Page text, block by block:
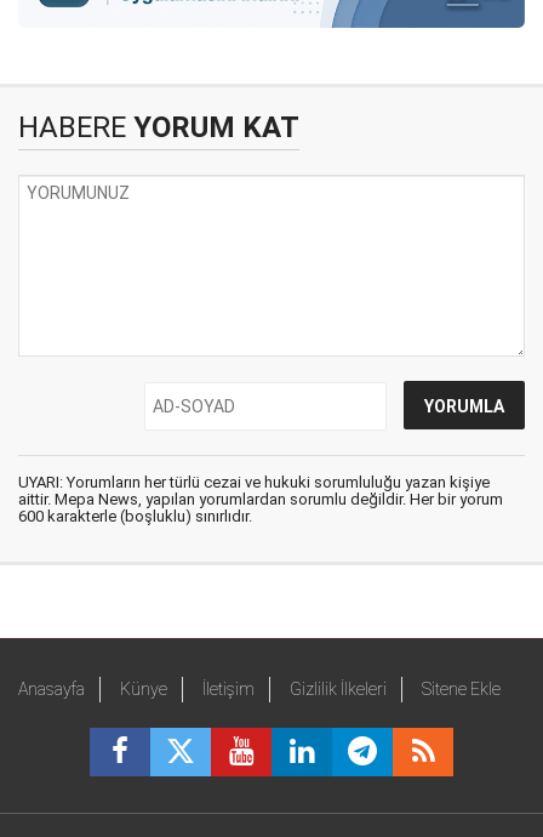
HABERE YORUM KAT
UYARI: Yorumların her türlü cezai ve hukuki sorumluluğu yazan kişiye
aittir. Mepa News, yapılan yorumlardan sorumlu değildir. Her bir yorum
600 karakterle (boşluklu) sınırlıdır.
Anasayfa Künye İletişim Gizlilik İlkeleri Sitene Ekle